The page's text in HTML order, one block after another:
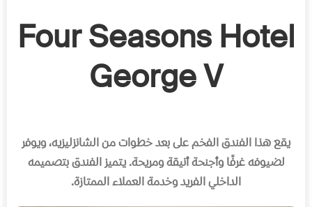
Four Seasons Hotel
George V
يقع هذا الفندق الفخم على بعد خطوات من الشانزليزيه، ويوفر
لضيوفه غرفًا وأجنحة أنيقة ومريحة.يتميز الفندق بتصميمه
الداخلي الفريد وخدمة العملاء الممتازة.